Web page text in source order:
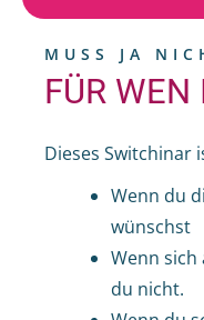
MUSS JA
FÜR WEN
Dieses Switchinar
Wenn du
wünschst
Wenn
du nicht.